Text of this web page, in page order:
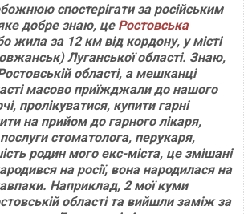
спостерігати за російським
добре знаю, це Ростовська
жила за 12 км від кордону, у місті
Луганської області. Знаю,
області, а мешканці
масово приїжджали до нашого
пролікуватися, купити гарні
на прийом до гарного лікаря,
стоматолога, перукаря,
родин мого екс-міста, це змішані
на росії, вона народилася на
Наприклад, 2 мої куми
області та вийшли заміж за